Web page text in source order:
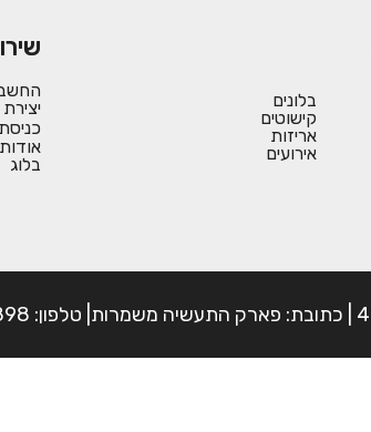
בלונים
קישוטים
אריזות
אירועים
בלוג